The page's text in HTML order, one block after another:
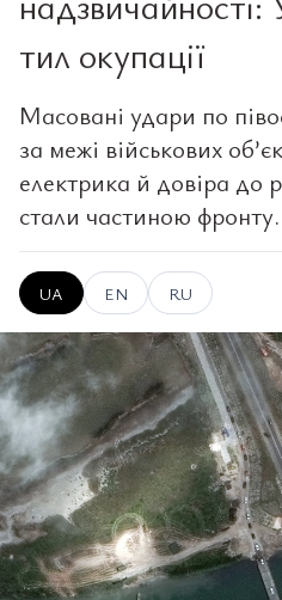
тил окупації
Масовані удари по
за межі військових
електрика й довіра до
стали частиною фронту.
UA EN RU